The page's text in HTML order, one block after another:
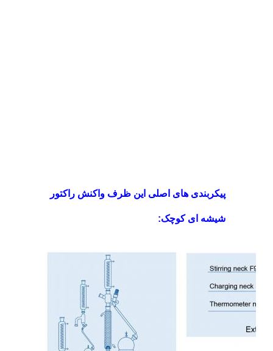
پیکربندی های اصلی این ظرف واکنش راکتور
شیشه ای کوچک: